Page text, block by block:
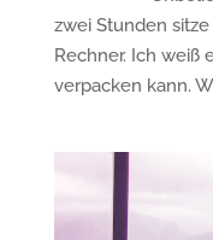
zwei Stunden
Rechner. Ich weiß
verpacken kann.